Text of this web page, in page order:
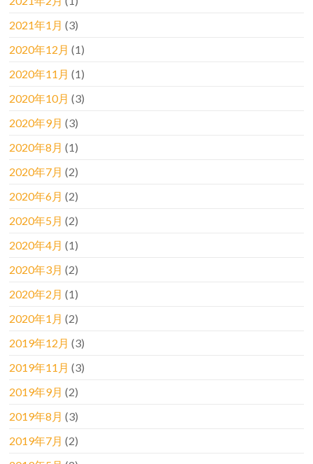
2021年1月 (3)
2020年12月 (1)
2020年11月 (1)
2020年10月 (3)
2020年9月 (3)
2020年8月 (1)
2020年7月 (2)
2020年6月 (2)
2020年5月 (2)
2020年4月 (1)
2020年3月 (2)
2020年2月 (1)
2020年1月 (2)
2019年12月 (3)
2019年11月 (3)
2019年9月 (2)
2019年8月 (3)
2019年7月 (2)